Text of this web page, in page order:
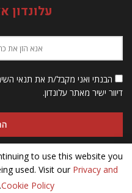
עלונדון
הבנתי ואני מקבל/ת את תנאי
דיוור ישיר מאתר עלונדון.
to use this website you
used. Visit our Privacy and
Cookie Policy
.